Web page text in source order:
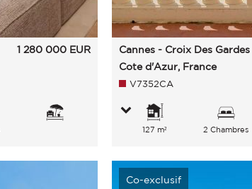
1 280 000 EUR
Cannes - Croix Des Gardes
Cote d'Azur, France
V7352CA
127 m² 2 Chambres
Co-exclusif